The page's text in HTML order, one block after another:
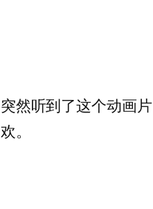
突然听到了这个动画
欢。